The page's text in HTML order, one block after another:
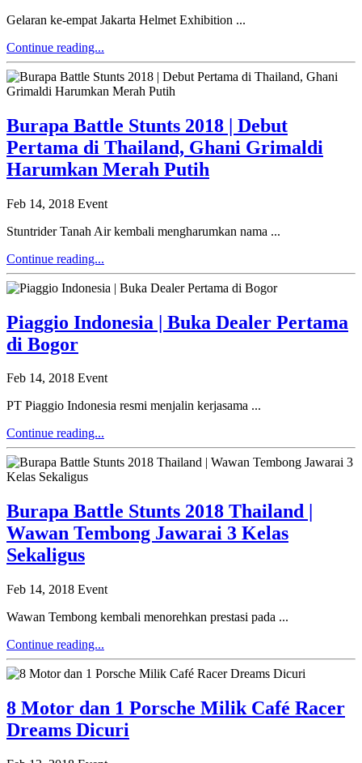
Gelaran ke-empat Jakarta Helmet Exhibition ...
Continue reading...
Burapa Battle Stunts 2018 | Debut
Pertama di Thailand, Ghani Grimaldi
Harumkan Merah Putih
Feb 14, 2018 Event
Stuntrider Tanah Air kembali mengharumkan nama ...
Continue reading...
Piaggio Indonesia | Buka Dealer Pertama
di Bogor
Feb 14, 2018 Event
PT Piaggio Indonesia resmi menjalin kerjasama ...
Continue reading...
Burapa Battle Stunts 2018 Thailand |
Wawan Tembong Jawarai 3 Kelas
Sekaligus
Feb 14, 2018 Event
Wawan Tembong kembali menorehkan prestasi pada ...
Continue reading...
8 Motor dan 1 Porsche Milik Café Racer
Dreams Dicuri